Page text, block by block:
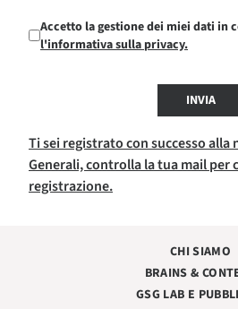
Accetto la gestione dei miei dati in
l'informativa sulla privacy.
INVIA
Ti sei registrato con successo
Generali, controlla la tua mail per
registrazione.
CHI SIAMO
BRAINS &
GSG LAB E